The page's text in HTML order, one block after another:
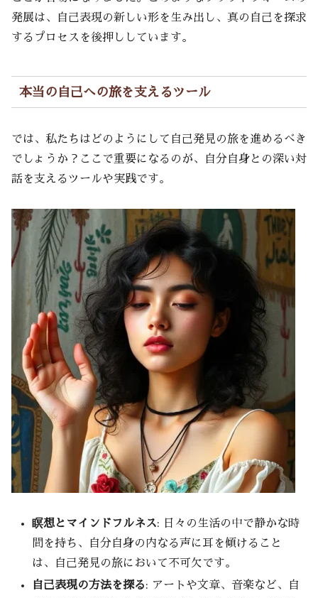
発展は、自己表現の新しい形を生み出し、真の自己を探求
するプロセスを後押ししています。
本当の自己への旅を支えるツール
では、私たちはどのようにして自己発見の旅を進めるべき
でしょうか？ここで重要になるのが、自分自身との深い対
話を支えるツールや実践です。
瞑想とマインドフルネス: 日々の生活の中で静かな時
間を持ち、自分自身の内なる声に耳を傾けること
は、自己発見の旅において不可欠です。
自己表現の方法を探る: アートや文章、音楽など、自